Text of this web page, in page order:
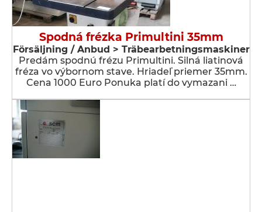
Spodná frézka Primultini 35mm
Försäljning / Anbud > Träbearbetningsmaskiner
Predám spodnú frézu Primultini. Silná liatinová
fréza vo výbornom stave. Hriadeľ priemer 35mm.
Cena 1000 Euro Ponuka platí do vymazani …